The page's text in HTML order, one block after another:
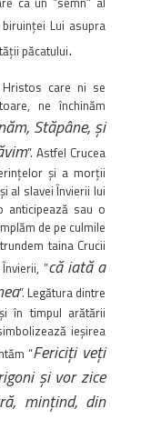
Lui asupra
păcatului.
Hristos care ni se
ne închinăm
Stăpâne, şi
”. Astfel Crucea
şi a morţii
al slavei Învierii lui
anticipează sau o
de pe culmile
taina Crucii
”că iată a
”. Legătura dintre
în timpul arătării
ieşirea
”Fericiţi veţi
şi vor zice
minţind, din